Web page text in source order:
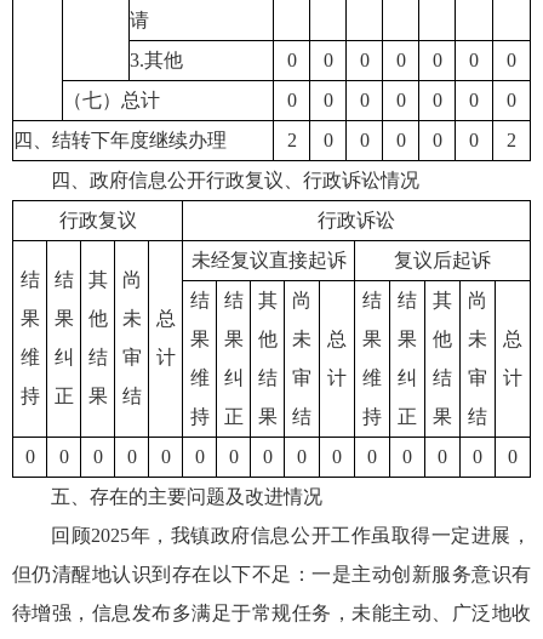
请
3.其他 0 0 0 0 0 0
0
（七）总计
0 0 0 0 0 0
0
四、结转下年度继续办理
2 0 0 0 0 0
2
四、政府信息公开行政复议、行政诉讼情况
行政复议
行政诉讼
结
果
维
持
结
果
纠
正
其
他
结
果
尚
未
审
结
总
计
未经复议直接起诉
复议后起诉
结
果
维
持
结
果
纠
正
其
他
结
果
尚
未
审
结
总
计
结
果
维
持
结
果
纠
正
其
他
结
果
尚
未
审
结
总
计
0 0 0 0 0 0 0 0 0 0 0 0 0 0
0
五、存在的主要问题及改进情况
回顾2025年，我镇政府信息公开工作虽取得一定进展，
但仍清醒地认识到存在以下不足：一是主动创新服务意识有
待增强，信息发布多满足于常规任务，未能主动、广泛地收